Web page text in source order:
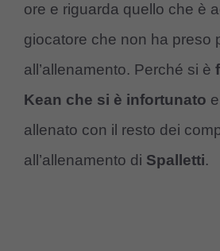
ore e riguarda quello che è
giocatore che non ha preso
all’allenamento. Perché si è
Kean che si è infortunato
allenato con il resto dei
all’allenamento di Spalletti.